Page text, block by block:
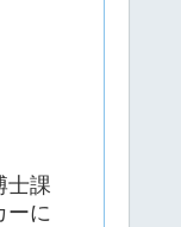
士課
ーに